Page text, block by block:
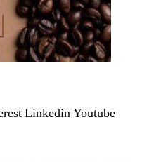
Linkedin Youtube